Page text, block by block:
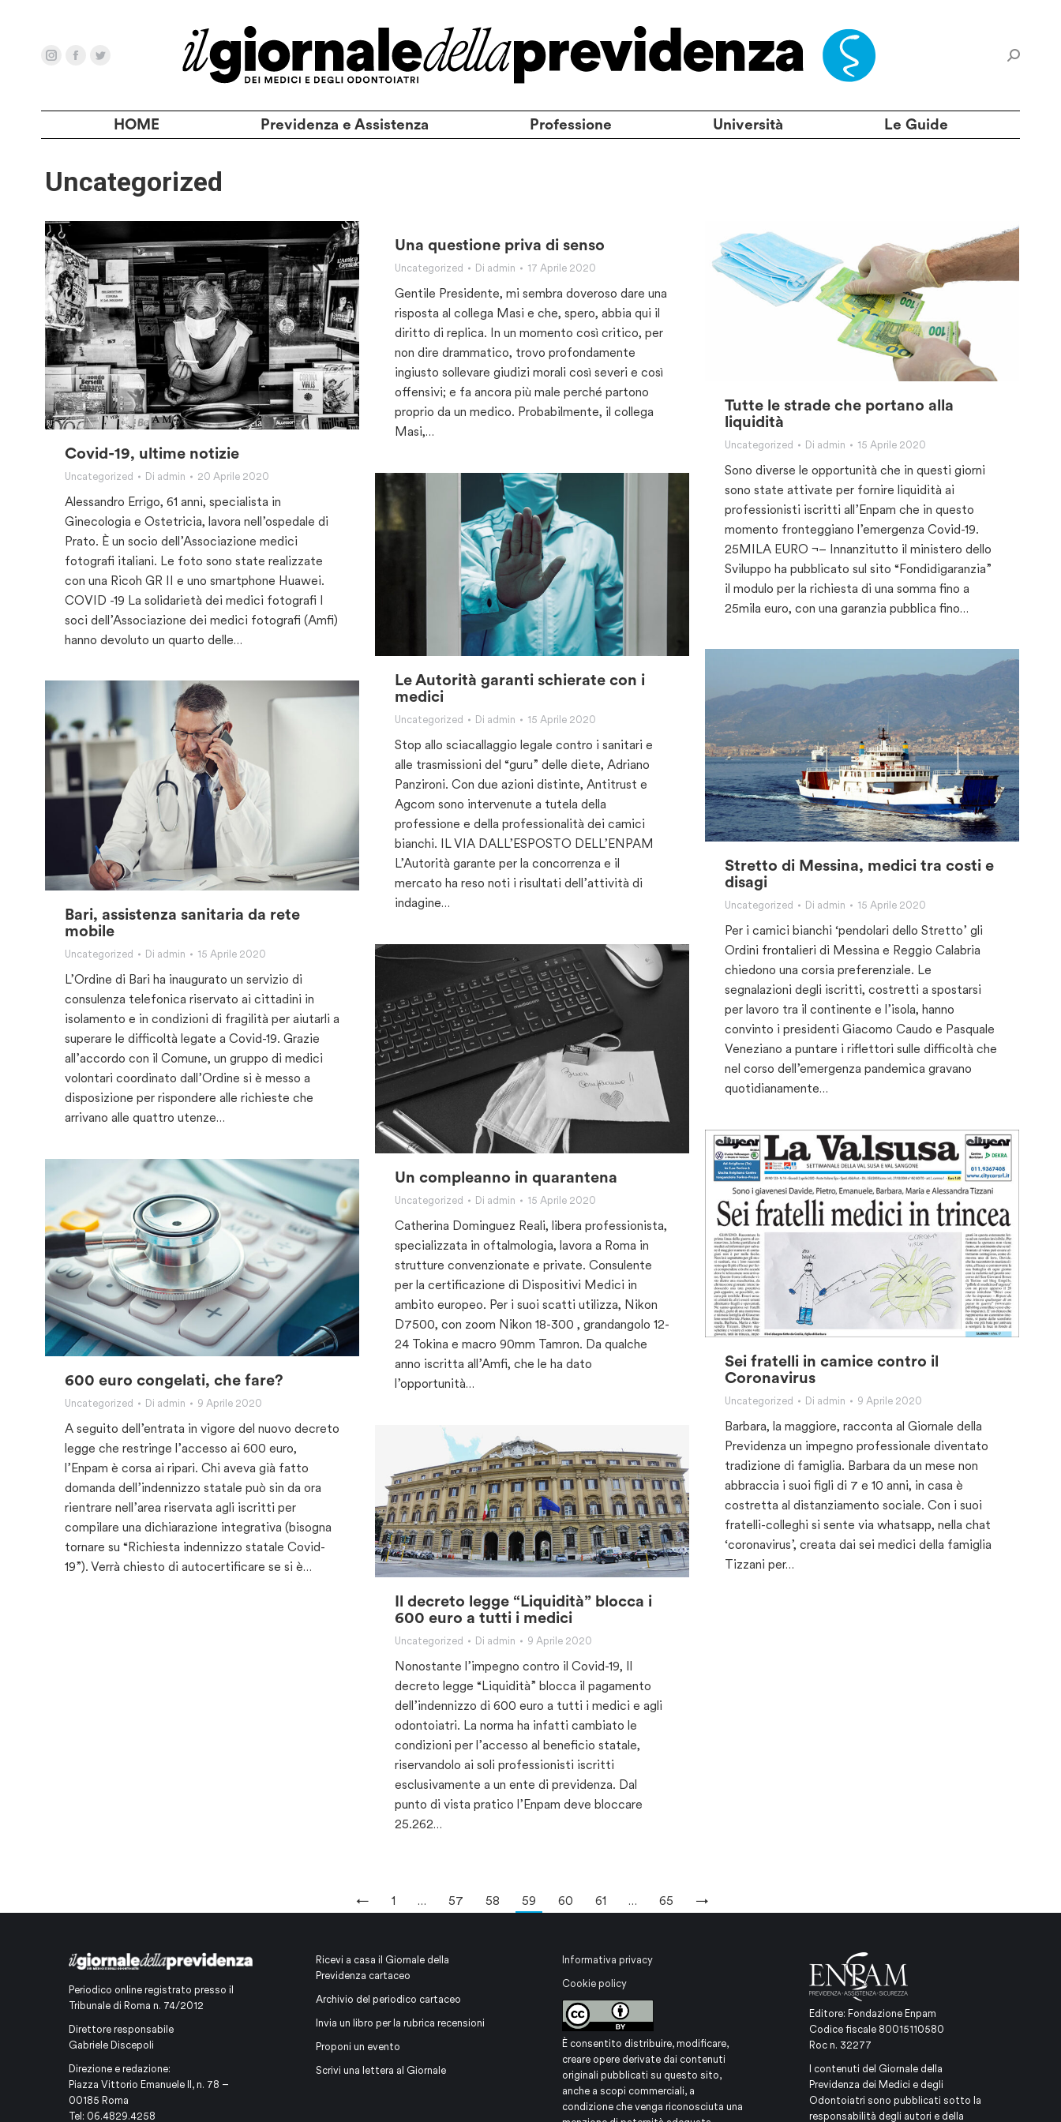
HOME Previdenza e Assistenza Professione Università Le Guide
Uncategorized
Covid-19, ultime notizie
Uncategorized Di admin 20 Aprile 2020
Alessandro Errigo, 61 anni, specialista in
Ginecologia e Ostetricia, lavora nell’ospedale di
Prato. È un socio dell’Associazione medici
fotografi italiani. Le foto sono state realizzate
con una Ricoh GR II e uno smartphone Huawei.
COVID -19 La solidarietà dei medici fotografi I
soci dell’Associazione dei medici fotografi (Amfi)
hanno devoluto un quarto delle…
Una questione priva di senso
Uncategorized Di admin 17 Aprile 2020
Gentile Presidente, mi sembra doveroso dare una
risposta al collega Masi e che, spero, abbia qui il
diritto di replica. In un momento così critico, per
non dire drammatico, trovo profondamente
ingiusto sollevare giudizi morali così severi e così
offensivi; e fa ancora più male perché partono
proprio da un medico. Probabilmente, il collega
Masi,…
Tutte le strade che portano alla
liquidità
Uncategorized Di admin 15 Aprile 2020
Sono diverse le opportunità che in questi giorni
sono state attivate per fornire liquidità ai
professionisti iscritti all’Enpam che in questo
momento fronteggiano l’emergenza Covid-19.
25MILA EURO ¬– Innanzitutto il ministero dello
Sviluppo ha pubblicato sul sito “Fondidigaranzia”
il modulo per la richiesta di una somma fino a
25mila euro, con una garanzia pubblica fino…
Le Autorità garanti schierate con i
medici
Uncategorized Di admin 15 Aprile 2020
Stop allo sciacallaggio legale contro i sanitari e
alle trasmissioni del “guru” delle diete, Adriano
Panzironi. Con due azioni distinte, Antitrust e
Agcom sono intervenute a tutela della
professione e della professionalità dei camici
bianchi. IL VIA DALL’ESPOSTO DELL’ENPAM
L’Autorità garante per la concorrenza e il
mercato ha reso noti i risultati dell’attività di
indagine…
Stretto di Messina, medici tra costi e
disagi
Uncategorized Di admin 15 Aprile 2020
Per i camici bianchi ‘pendolari dello Stretto’ gli
Ordini frontalieri di Messina e Reggio Calabria
chiedono una corsia preferenziale. Le
segnalazioni degli iscritti, costretti a spostarsi
per lavoro tra il continente e l’isola, hanno
convinto i presidenti Giacomo Caudo e Pasquale
Veneziano a puntare i riflettori sulle difficoltà che
nel corso dell’emergenza pandemica gravano
quotidianamente…
Bari, assistenza sanitaria da rete
mobile
Uncategorized Di admin 15 Aprile 2020
L’Ordine di Bari ha inaugurato un servizio di
consulenza telefonica riservato ai cittadini in
isolamento e in condizioni di fragilità per aiutarli a
superare le difficoltà legate a Covid-19. Grazie
all’accordo con il Comune, un gruppo di medici
volontari coordinato dall’Ordine si è messo a
disposizione per rispondere alle richieste che
arrivano alle quattro utenze…
Un compleanno in quarantena
Uncategorized Di admin 15 Aprile 2020
Catherina Dominguez Reali, libera professionista,
specializzata in oftalmologia, lavora a Roma in
strutture convenzionate e private. Consulente
per la certificazione di Dispositivi Medici in
ambito europeo. Per i suoi scatti utilizza, Nikon
D7500, con zoom Nikon 18-300 , grandangolo 12-
24 Tokina e macro 90mm Tamron. Da qualche
anno iscritta all’Amfi, che le ha dato
l’opportunità…
Sei fratelli in camice contro il
Coronavirus
Uncategorized Di admin 9 Aprile 2020
Barbara, la maggiore, racconta al Giornale della
Previdenza un impegno professionale diventato
tradizione di famiglia. Barbara da un mese non
abbraccia i suoi figli di 7 e 10 anni, in casa è
costretta al distanziamento sociale. Con i suoi
fratelli-colleghi si sente via whatsapp, nella chat
‘coronavirus’, creata dai sei medici della famiglia
Tizzani per…
600 euro congelati, che fare?
Uncategorized Di admin 9 Aprile 2020
A seguito dell’entrata in vigore del nuovo decreto
legge che restringe l’accesso ai 600 euro,
l’Enpam è corsa ai ripari. Chi aveva già fatto
domanda dell’indennizzo statale può sin da ora
rientrare nell’area riservata agli iscritti per
compilare una dichiarazione integrativa (bisogna
tornare su “Richiesta indennizzo statale Covid-
19”). Verrà chiesto di autocertificare se si è…
Il decreto legge “Liquidità” blocca i
600 euro a tutti i medici
Uncategorized Di admin 9 Aprile 2020
Nonostante l’impegno contro il Covid-19, Il
decreto legge “Liquidità” blocca il pagamento
dell’indennizzo di 600 euro a tutti i medici e agli
odontoiatri. La norma ha infatti cambiato le
condizioni per l’accesso al beneficio statale,
riservandolo ai soli professionisti iscritti
esclusivamente a un ente di previdenza. Dal
punto di vista pratico l’Enpam deve bloccare
25.262…
← 1 … 57 58 59 60 61 … 65 →
Periodico online registrato presso il
Tribunale di Roma n. 74/2012
Direttore responsabile
Gabriele Discepoli
Direzione e redazione:
Piazza Vittorio Emanuele II, n. 78 –
00185 Roma
Tel: 06.4829.4258
Ricevi a casa il Giornale della
Previdenza cartaceo
Archivio del periodico cartaceo
Invia un libro per la rubrica recensioni
Proponi un evento
Scrivi una lettera al Giornale
Informativa privacy
Cookie policy
È consentito distribuire, modificare,
creare opere derivate dai contenuti
originali pubblicati su questo sito,
anche a scopi commerciali, a
condizione che venga riconosciuta una
Editore: Fondazione Enpam
Codice fiscale 80015110580
Roc n. 32277
I contenuti del Giornale della
Previdenza dei Medici e degli
Odontoiatri sono pubblicati sotto la
responsabilità degli autori e della